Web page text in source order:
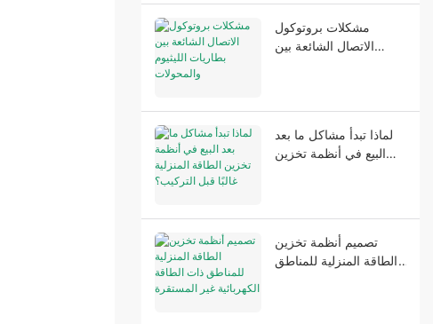
مشكلات بروتوكول
الاتصال الشائعة بين
لماذا تبدأ مشاكل ما بعد
البيع في أنظمة تخزين
تصميم أنظمة تخزين
الطاقة المنزلية للمناطق